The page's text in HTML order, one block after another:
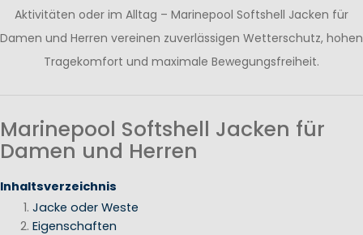
Aktivitäten oder im Alltag – Marinepool Softshell Jacken für
Damen und Herren vereinen zuverlässigen Wetterschutz, hohen
Tragekomfort und maximale Bewegungsfreiheit.
Marinepool Softshell Jacken für
Damen und Herren
Inhaltsverzeichnis
Jacke oder Weste
Eigenschaften